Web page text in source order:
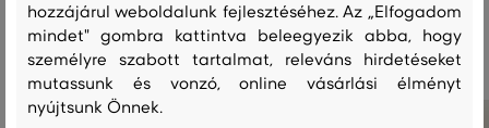
Ajánlott termékek
hozzájárul weboldalunk fejlesztéséhez. Az „Elfogadom
mindet" gombra kattintva beleegyezik abba, hogy
személyre szabott tartalmat, releváns hirdetéseket
mutassunk és vonzó, online vásárlási élményt
nyújtsunk Önnek.